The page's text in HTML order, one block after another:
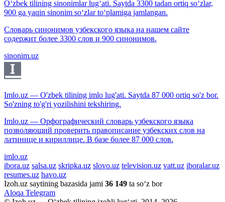
O‘zbek tilining sinonimlar lug‘ati. Saytda 3300 tadan ortiq so‘zlar,
900 ga yaqin sinonim so‘zlar to‘plamiga jamlangan.
Словарь синонимов узбекского языка на нашем сайте
содержит более 3300 слов и 900 синонимов.
sinonim.uz
Imlo.uz — O'zbek tilining imlo lug'ati. Saytda 87 000 ortiq so'z bor.
So'zning to'g'ri yozilishini tekshiring.
Imlo.uz — Орфографический словарь узбекского языка
позволяющий проверить правописание узбекских слов на
латинице и кириллице. В базе более 87 000 слов.
imlo.uz
ibora.uz salsa.uz skripka.uz slovo.uz television.uz vatt.uz iboralar.uz
resumes.uz havo.uz
Izoh.uz saytining bazasida jami 36 149 ta so‘z bor
Aloqa Telegram